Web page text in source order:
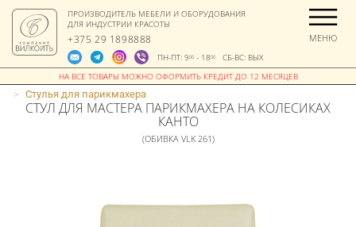
ПРОИЗВОДИТЕЛЬ МЕБЕЛИ И ОБОРУДОВАНИЯ
ДЛЯ ИНДУСТРИИ КРАСОТЫ
+375 29 1898888
ПН-ПТ: 900- 1800СБ-ВС: ВЫХ
МЕНЮ
> Стулья для парикмахера
СТУЛ ДЛЯ МАСТЕРА ПАРИКМАХЕРА НА КОЛЕСИКАХ
КАНТО
(ОБИВКА VLK 261)